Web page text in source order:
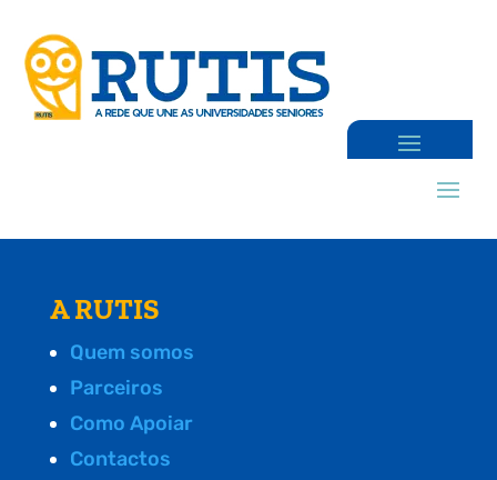
A RUTIS
Quem somos
Parceiros
Como Apoiar
Contactos